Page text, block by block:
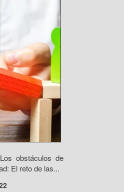
obstáculos de
El reto de las...